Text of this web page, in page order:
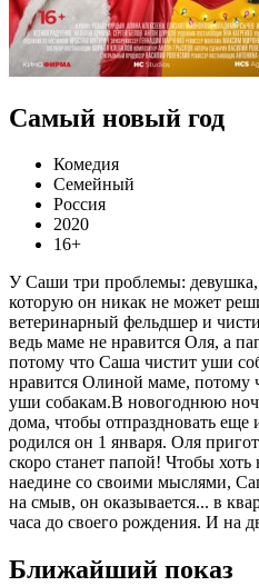
Самый новый год
Комедия
Семейный
Россия
2020
16+
У Саши три проблемы: девушка,
которую он никак не может
ветеринарный фельдшер и
ведь маме не нравится Оля, а
потому что Саша чистит уши
нравится Олиной маме, потому
уши собакам.В новогоднюю
дома, чтобы отпраздновать еще
родился он 1 января. Оля
скоро станет папой! Чтобы хоть
наедине со своими мыслями,
на смыв, он оказывается... в
часа до своего рождения. И на
Ближайший показ